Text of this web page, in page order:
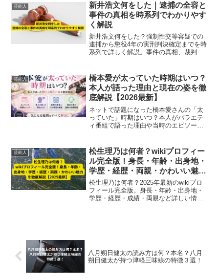
芸能人
新井浩文何をした｜逮捕の全容と
事件の真相を時系列でわかりやす
く解説
新井浩文何をした？強制性交等容疑での
逮捕から懲役4年の実刑判決確定までを時
系列で詳しく解説。事件の真相、裁判の
芸能人
橋本愛が太っていた時期はいつ？
本人が語った理由と現在の姿を徹
底解説【2026最新】
ネットで話題になった橋本愛さんの「太
っていた」時期はいつ？本人がバラエテ
ィ番組で語った理由や当時のエピソー
芸能人
松生理乃は何者？wikiプロフィー
ル完全版！身長・年齢・出身地・
学歴・経歴・両親・かわいい魅力
を徹底解説【2025最新】
松生理乃は何者？2025年最新のwikiプロ
フィール完全版。身長・年齢・出身地・
学歴・経歴・成績・両親など詳しい情報
八月朔日健太の読み方は何？本名？八月
朔日健太が持つ津軽三味線の特徴３選！